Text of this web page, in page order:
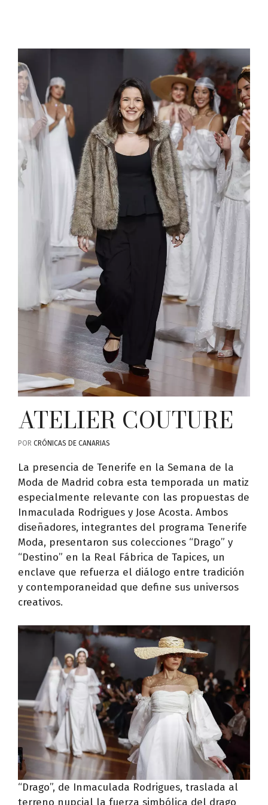
ATELIER COUTURE
POR CRÓNICAS DE CANARIAS
La presencia de Tenerife en la Semana de la
Moda de Madrid cobra esta temporada un matiz
especialmente relevante con las propuestas de
Inmaculada Rodrigues y Jose Acosta. Ambos
diseñadores, integrantes del programa Tenerife
Moda, presentaron sus colecciones “Drago” y
“Destino” en la Real Fábrica de Tapices, un
enclave que refuerza el diálogo entre tradición
y contemporaneidad que define sus universos
creativos.
“Drago”, de Inmaculada Rodrigues, traslada al